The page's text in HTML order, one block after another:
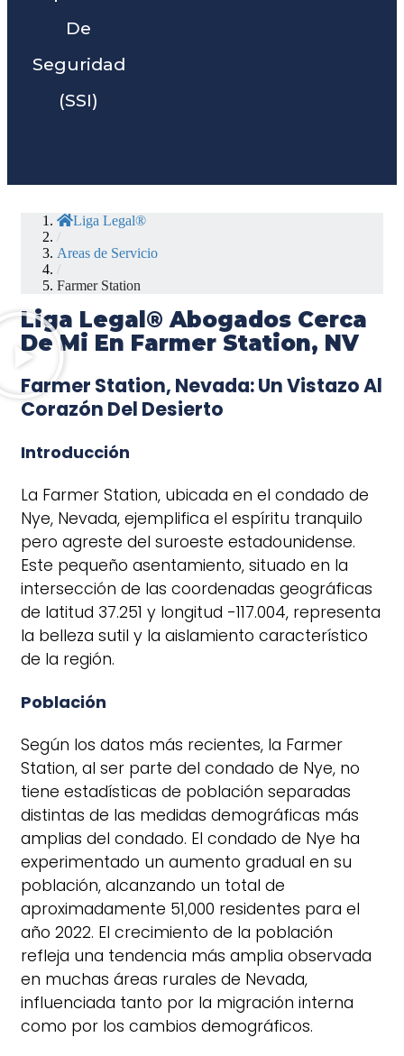
De
Seguridad
(SSI)
Liga Legal®
/
Areas de Servicio
/
Farmer Station
Liga Legal® Abogados Cerca
De Mi En Farmer Station, NV
Farmer Station, Nevada: Un Vistazo Al
Corazón Del Desierto
Introducción
La Farmer Station, ubicada en el condado de
Nye, Nevada, ejemplifica el espíritu tranquilo
pero agreste del suroeste estadounidense.
Este pequeño asentamiento, situado en la
intersección de las coordenadas geográficas
de latitud 37.251 y longitud -117.004, representa
la belleza sutil y la aislamiento característico
de la región.
Población
Según los datos más recientes, la Farmer
Station, al ser parte del condado de Nye, no
tiene estadísticas de población separadas
distintas de las medidas demográficas más
amplias del condado. El condado de Nye ha
experimentado un aumento gradual en su
población, alcanzando un total de
aproximadamente 51,000 residentes para el
año 2022. El crecimiento de la población
refleja una tendencia más amplia observada
en muchas áreas rurales de Nevada,
influenciada tanto por la migración interna
como por los cambios demográficos.